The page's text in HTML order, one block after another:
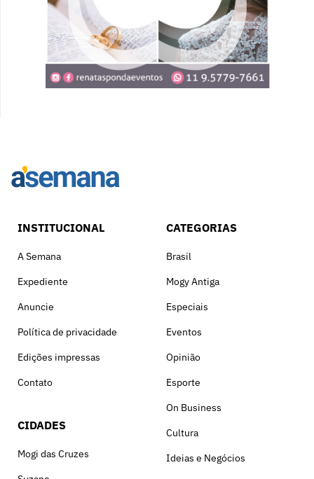
INSTITUCIONAL
A Semana
Expediente
Anuncie
Política de privacidade
Edições impressas
Contato
CIDADES
Mogi das Cruzes
CATEGORIAS
Brasil
Mogy Antiga
Especiais
Eventos
Opinião
Esporte
On Business
Cultura
Ideias e Negócios